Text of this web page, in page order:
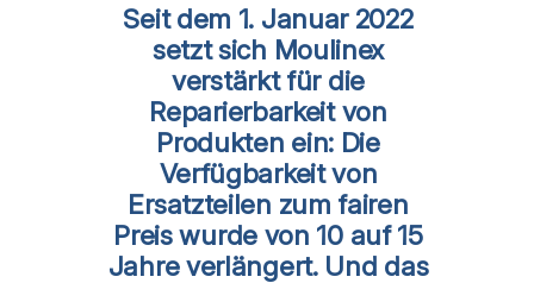
Seit dem 1. Januar 2022
setzt sich Moulinex
verstärkt für die
Reparierbarkeit von
Produkten ein: Die
Verfügbarkeit von
Ersatzteilen zum fairen
Preis wurde von 10 auf 15
Jahre verlängert. Und das